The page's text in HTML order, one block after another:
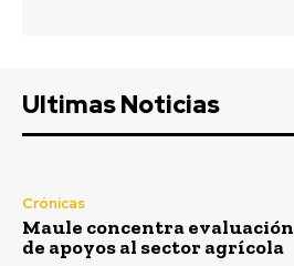
Ultimas Noticias
Crónicas
Maule concentra evaluación
de apoyos al sector agrícola